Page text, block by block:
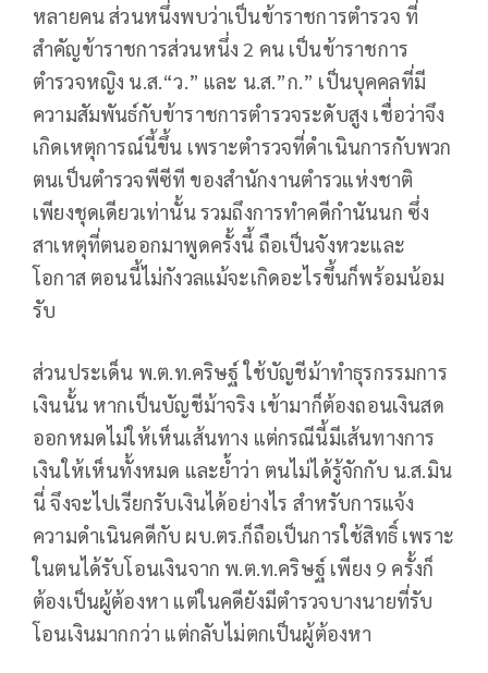
หลายคน ส่วนหนึ่งพบว่าเป็นข้าราชการตำรวจ ที่
สำคัญข้าราชการส่วนหนึ่ง 2 คน เป็นข้าราชการ
ตำรวจหญิง น.ส.“ว.” และ น.ส.”ก.” เป็นบุคคลที่มี
ความสัมพันธ์กับข้าราชการตำรวจระดับสูง เชื่อว่าจึง
เกิดเหตุการณ์นี้ขึ้น เพราะตำรวจที่ดำเนินการกับพวก
ตนเป็นตำรวจพีซีที ของสำนักงานตำรวแห่งชาติ
เพียงชุดเดียวเท่านั้น รวมถึงการทำคดีกำนันนก ซึ่ง
สาเหตุที่ตนออกมาพูดครั้งนี้ ถือเป็นจังหวะและ
โอกาส ตอนนี้ไม่กังวลแม้จะเกิดอะไรขึ้นก็พร้อมน้อม
รับ
ส่วนประเด็น พ.ต.ท.คริษฐ์ ใช้บัญชีม้าทำธุรกรรมการ
เงินนั้น หากเป็นบัญชีม้าจริง เข้ามาก็ต้องถอนเงินสด
ออกหมดไม่ให้เห็นเส้นทาง แต่กรณีนี้มีเส้นทางการ
เงินให้เห็นทั้งหมด และย้ำว่า ตนไม่ได้รู้จักกับ น.ส.มิน
นี่ จึงจะไปเรียกรับเงินได้อย่างไร สำหรับการแจ้ง
ความดำเนินคดีกับ ผบ.ตร.ก็ถือเป็นการใช้สิทธิ์ เพราะ
ในตนได้รับโอนเงินจาก พ.ต.ท.คริษฐ์ เพียง 9 ครั้งก็
ต้องเป็นผู้ต้องหา แต่ในคดียังมีตำรวจบางนายที่รับ
โอนเงินมากกว่า แต่กลับไม่ตกเป็นผู้ต้องหา